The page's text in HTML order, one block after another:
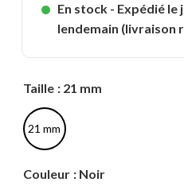
En stock - Expédié le
lendemain (livraison
Taille : 21 mm
21 mm
Couleur : Noir